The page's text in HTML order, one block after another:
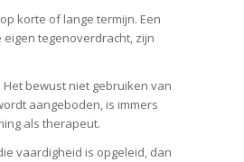
korte of lange termijn. Een
tegenoverdracht, zijn
bewust niet gebruiken van
aangeboden, is immers
als therapeut.
vaardigheid is opgeleid, dan